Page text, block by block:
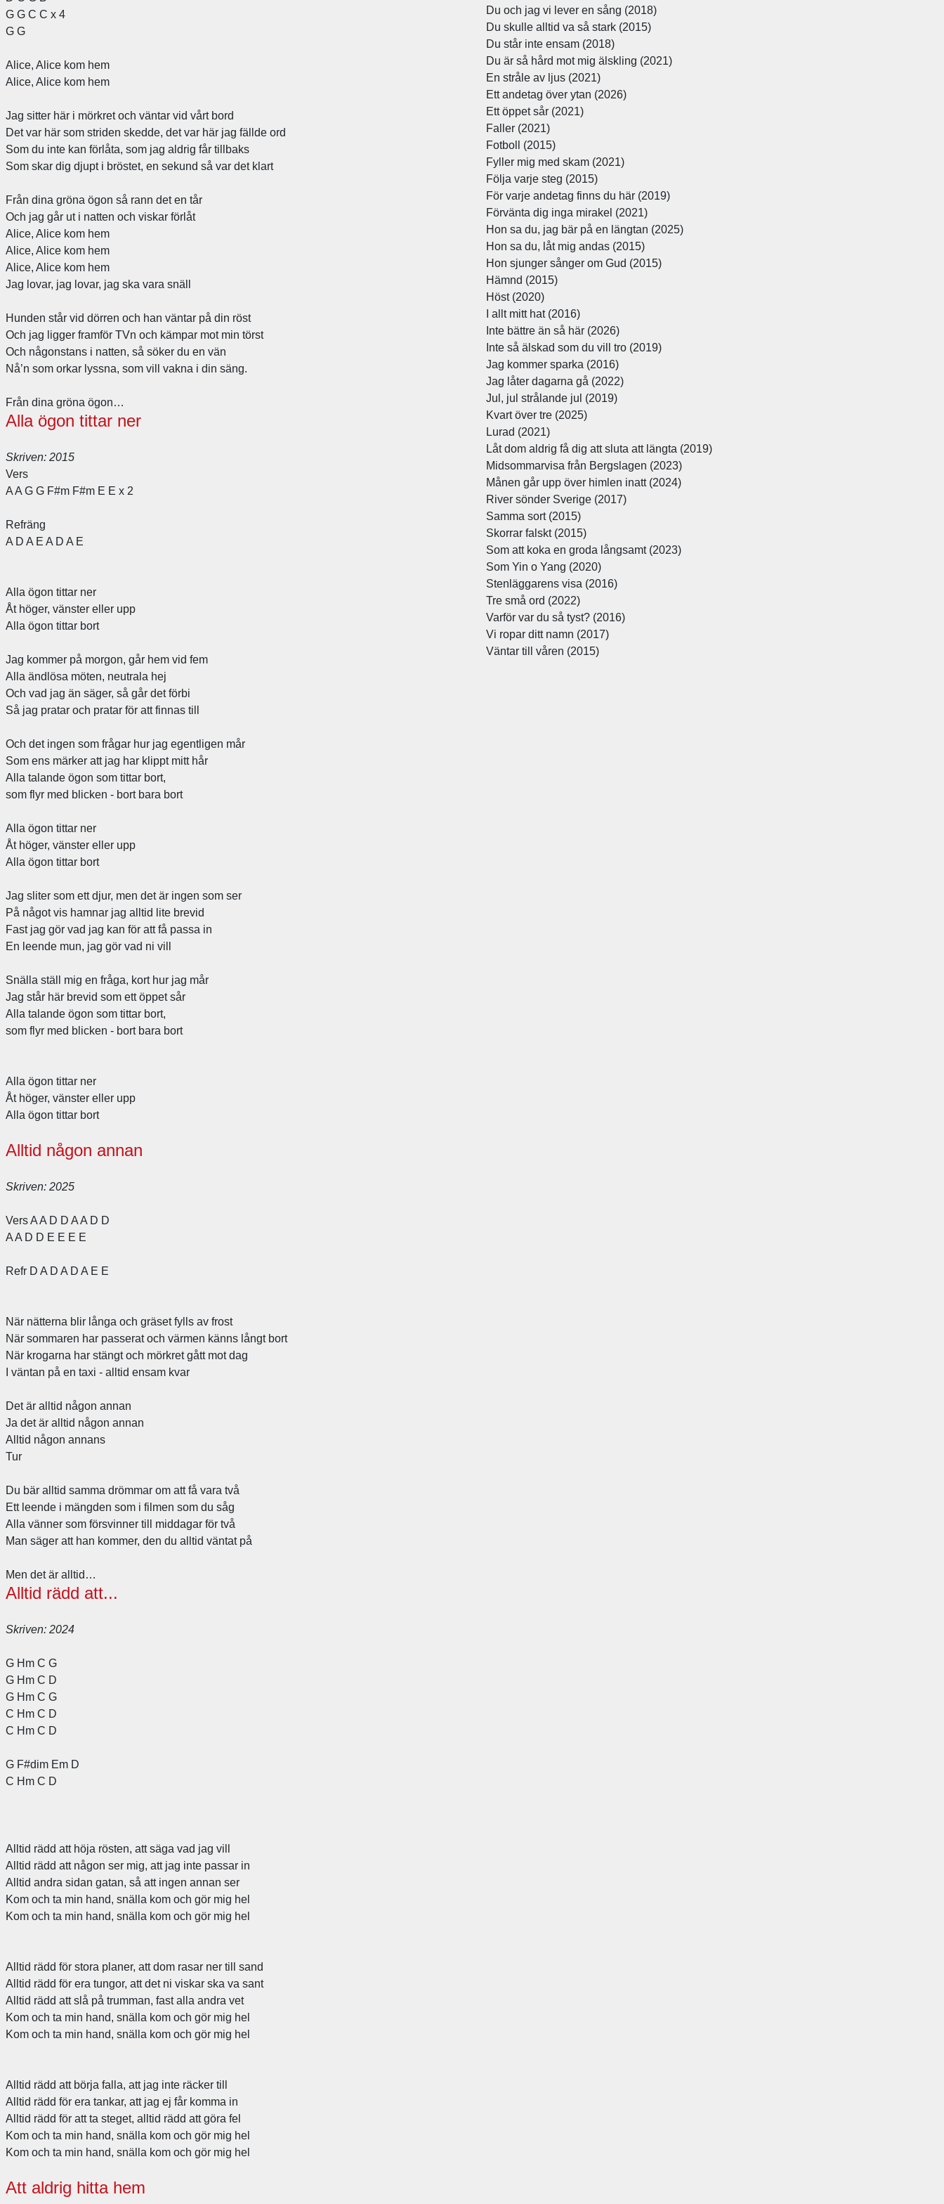
G G C C x 4
G G
Alice, Alice kom hem
Alice, Alice kom hem
Jag sitter här i mörkret och väntar vid vårt bord
Det var här som striden skedde, det var här jag fällde ord
Som du inte kan förlåta, som jag aldrig får tillbaks
Som skar dig djupt i bröstet, en sekund så var det klart
Från dina gröna ögon så rann det en tår
Och jag går ut i natten och viskar förlåt
Alice, Alice kom hem
Alice, Alice kom hem
Alice, Alice kom hem
Jag lovar, jag lovar, jag ska vara snäll
Hunden står vid dörren och han väntar på din röst
Och jag ligger framför TVn och kämpar mot min törst
Och någonstans i natten, så söker du en vän
Nå’n som orkar lyssna, som vill vakna i din säng.
Från dina gröna ögon…
Alla ögon tittar ner
Skriven: 2015
Vers
A A G G F#m F#m E E x 2
Refräng
A D A E A D A E
Alla ögon tittar ner
Åt höger, vänster eller upp
Alla ögon tittar bort
Jag kommer på morgon, går hem vid fem
Alla ändlösa möten, neutrala hej
Och vad jag än säger, så går det förbi
Så jag pratar och pratar för att finnas till
Och det ingen som frågar hur jag egentligen mår
Som ens märker att jag har klippt mitt hår
Alla talande ögon som tittar bort,
som flyr med blicken - bort bara bort
Alla ögon tittar ner
Åt höger, vänster eller upp
Alla ögon tittar bort
Jag sliter som ett djur, men det är ingen som ser
På något vis hamnar jag alltid lite brevid
Fast jag gör vad jag kan för att få passa in
En leende mun, jag gör vad ni vill
Snälla ställ mig en fråga, kort hur jag mår
Jag står här brevid som ett öppet sår
Alla talande ögon som tittar bort,
som flyr med blicken - bort bara bort
Alla ögon tittar ner
Åt höger, vänster eller upp
Alla ögon tittar bort
Alltid någon annan
Skriven: 2025
Vers A A D D A A D D
A A D D E E E E
Refr D A D A D A E E
När nätterna blir långa och gräset fylls av frost
När sommaren har passerat och värmen känns långt bort
När krogarna har stängt och mörkret gått mot dag
I väntan på en taxi - alltid ensam kvar
Det är alltid någon annan
Ja det är alltid någon annan
Alltid någon annans
Tur
Du bär alltid samma drömmar om att få vara två
Ett leende i mängden som i filmen som du såg
Alla vänner som försvinner till middagar för två
Man säger att han kommer, den du alltid väntat på
Alltid rädd att...
Skriven: 2024
G Hm C G
G Hm C D
G Hm C G
C Hm C D
C Hm C D
G F#dim Em D
C Hm C D
Alltid rädd att höja rösten, att säga vad jag vill
Alltid rädd att någon ser mig, att jag inte passar in
Alltid andra sidan gatan, så att ingen annan ser
Kom och ta min hand, snälla kom och gör mig hel
Kom och ta min hand, snälla kom och gör mig hel
Alltid rädd för stora planer, att dom rasar ner till sand
Alltid rädd för era tungor, att det ni viskar ska va sant
Alltid rädd att slå på trumman, fast alla andra vet
Kom och ta min hand, snälla kom och gör mig hel
Kom och ta min hand, snälla kom och gör mig hel
Alltid rädd att börja falla, att jag inte räcker till
Alltid rädd för era tankar, att jag ej får komma in
Alltid rädd för att ta steget, alltid rädd att göra fel
Kom och ta min hand, snälla kom och gör mig hel
Kom och ta min hand, snälla kom och gör mig hel
Att aldrig hitta hem
Du och jag vi lever en sång (2018)
Du skulle alltid va så stark (2015)
Du står inte ensam (2018)
Du är så hård mot mig älskling (2021)
En stråle av ljus (2021)
Ett andetag över ytan (2026)
Ett öppet sår (2021)
Faller (2021)
Fotboll (2015)
Fyller mig med skam (2021)
Följa varje steg (2015)
För varje andetag finns du här (2019)
Förvänta dig inga mirakel (2021)
Hon sa du, jag bär på en längtan (2025)
Hon sa du, låt mig andas (2015)
Hon sjunger sånger om Gud (2015)
Hämnd (2015)
Höst (2020)
I allt mitt hat (2016)
Inte bättre än så här (2026)
Inte så älskad som du vill tro (2019)
Jag kommer sparka (2016)
Jag låter dagarna gå (2022)
Jul, jul strålande jul (2019)
Kvart över tre (2025)
Lurad (2021)
Låt dom aldrig få dig att sluta att längta (2019)
Midsommarvisa från Bergslagen (2023)
Månen går upp över himlen inatt (2024)
River sönder Sverige (2017)
Samma sort (2015)
Skorrar falskt (2015)
Som att koka en groda långsamt (2023)
Som Yin o Yang (2020)
Stenläggarens visa (2016)
Tre små ord (2022)
Varför var du så tyst? (2016)
Vi ropar ditt namn (2017)
Väntar till våren (2015)